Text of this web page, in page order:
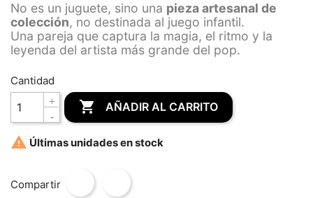
No es un juguete, sino una pieza artesanal de
colección, no destinada al juego infantil.
Una pareja que captura la magia, el ritmo y la
leyenda del artista más grande del pop.
Cantidad
 AÑADIR AL CARRITO
 Últimas unidades en stock
Compartir